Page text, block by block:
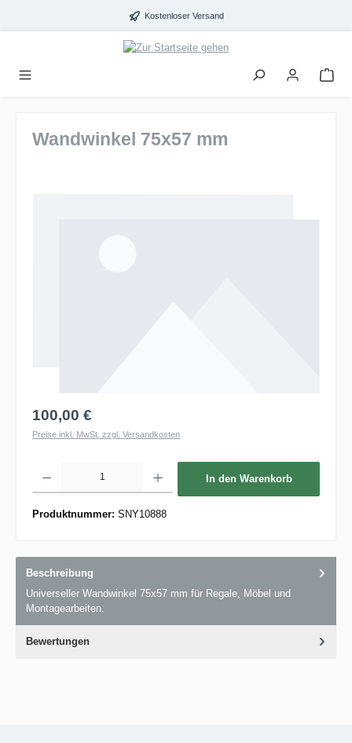
Kostenloser Versand
Wandwinkel 75x57 mm
100,00 €
Preise inkl. MwSt. zzgl. Versandkosten
In den Warenkorb
Produktnummer: SNY10888
Beschreibung
Universeller Wandwinkel 75x57 mm für Regale, Möbel und
Montagearbeiten.
Bewertungen